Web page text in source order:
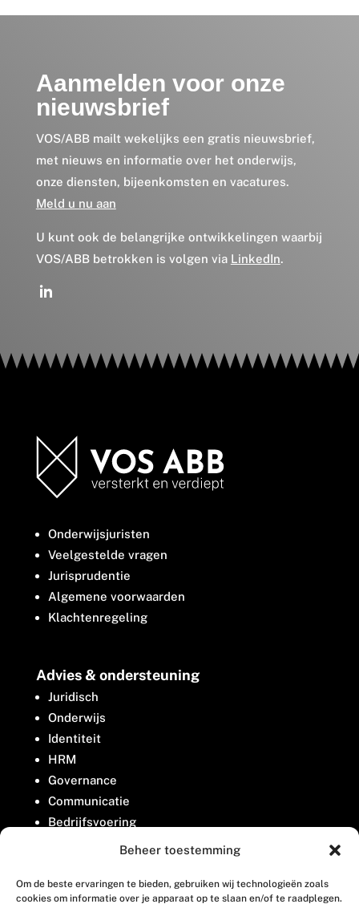
Beheer toestemming
Om de beste ervaringen te bieden, gebruiken wij technologieën zoals
cookies om informatie over je apparaat op te slaan en/of te raadplegen.
Aanmelden voor onze
nieuwsbrief
VOS/ABB mailt wekelijks een gratis nieuwsbrief,
met nieuws en informatie over het onderwijs,
onze diensten, bijeenkomsten en vacatures.
Meld u nu aan
U kunt ook de belangrijke ontwikkelingen waarbij
VOS/ABB betrokken is volgen via LinkedIn.
Onderwijsjuristen
Veelgestelde vragen
Jurisprudentie
Algemene voorwaarden
Klachtenregeling
Advies & ondersteuning
Juridisch
Onderwijs
Identiteit
HRM
Governance
Communicatie
Bedrijfsvoering
Belangenbehartiging
Contact